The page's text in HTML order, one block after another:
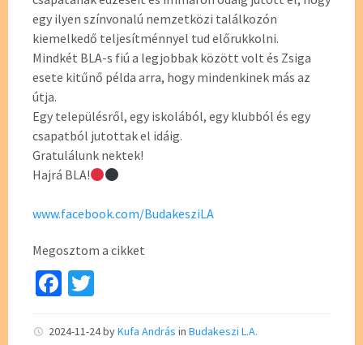
egy ilyen színvonalú nemzetközi találkozón
kiemelkedő teljesítménnyel tud előrukkolni.
Mindkét BLA-s fiú a legjobbak között volt és Zsiga
esete kitűnő példa arra, hogy mindenkinek más az
útja.
Egy településről, egy iskolából, egy klubból és egy
csapatból jutottak el idáig.
Gratulálunk nektek!
Hajrá BLA!
www.facebook.com/BudakesziLA
Megosztom a cikket
Fa
b tt
2024-11-24byKufa András in Budakeszi L.A.